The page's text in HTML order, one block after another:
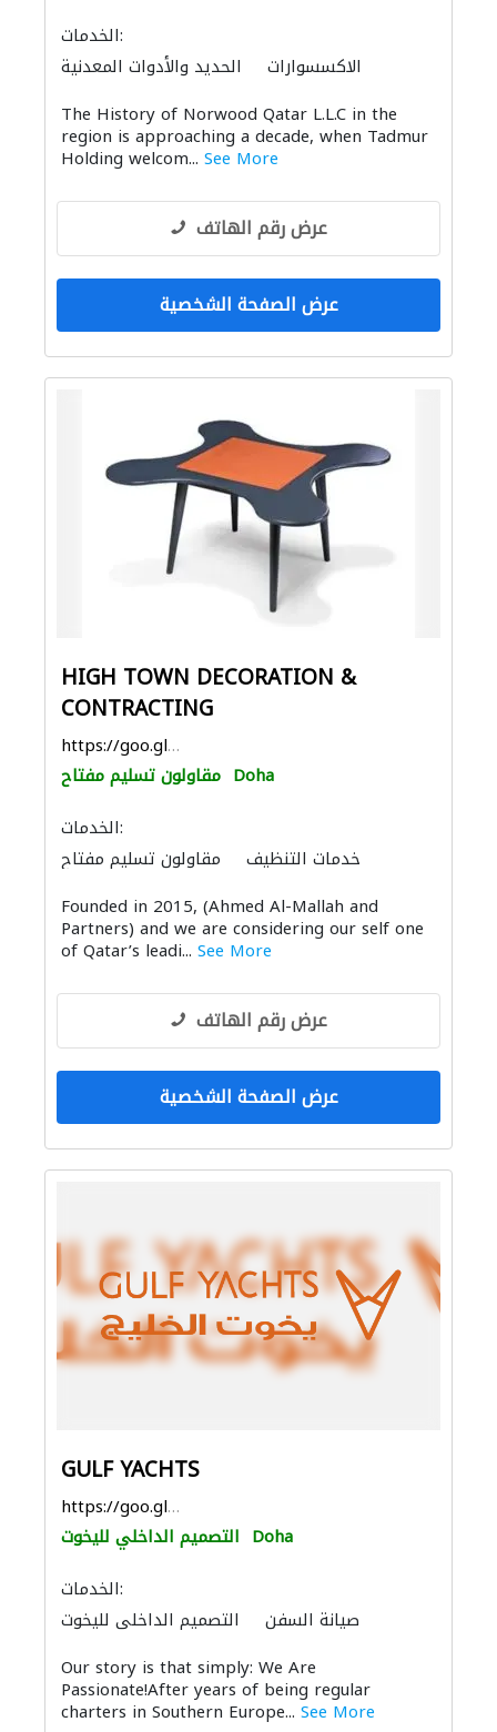
الخدمات:
الحديد والأدوات المعدنية
الاكسسوارات
The History of Norwood Qatar L.L.C in the
region is approaching a decade, when Tadmur
Holding welcom... See More
عرض رقم الهاتف
عرض الصفحة الشخصية
HIGH TOWN DECORATION &
CONTRACTING
https://goo.gl/maps/bGCbp8W7QBC6EE6C6
مقاولون تسليم مفتاح Doha
الخدمات:
مقاولون تسليم مفتاح
خدمات التنظيف
الأثاث والمفروشات المنزلية الأثاث المكتبي
الاكسسوارات ميكانيكيون الديكور الداخلي
Founded in 2015, (Ahmed Al-Mallah and
Partners) and we are considering our self one
of Qatar’s leadi... See More
عرض رقم الهاتف
عرض الصفحة الشخصية
GULF YACHTS
https://goo.gl/maps/tUPQGjc8iKafMsWC7
التصميم الداخلي لليخوت Doha
الخدمات:
التصميم الداخلي لليخوت
صيانة السفن
Our story is that simply: We Are
Passionate!After years of being regular
charters in Southern Europe... See More